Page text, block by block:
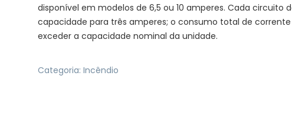
disponível em modelos de 6,5 ou 10 amperes. Cada circuito
capacidade para três amperes; o consumo total de
exceder a capacidade nominal da unidade.
Categoria: Incêndio